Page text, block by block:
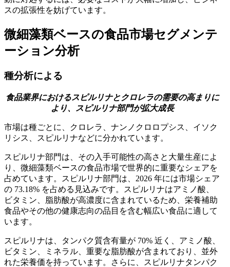
スの拡張性を妨げています。
微細藻類ベースの食品市場セグメンテ
ーション分析
種分析による
食品業界におけるスピルリナとクロレラの需要の高まりに
より、スピルリナ部門が拡大成長
市場は種ごとに、クロレラ、ナンノクロロプシス、イソク
リシス、スピルリナなどに分かれています。
スピルリナ部門は、その入手可能性の高さと大量生産によ
り、微細藻類ベースの食品市場で世界的に重要なシェアを
占めています。スピルリナ部門は、2026 年には市場シェア
の 73.18% を占める見込みです。スピルリナはアミノ酸、
ビタミン、脂肪酸が高濃度に含まれているため、栄養補助
食品やその他の健康志向の品目を含む幅広い食品に適して
います。
スピルリナは、タンパク質含有量が 70% 近く、アミノ酸、
ビタミン、ミネラル、重要な脂肪酸が含まれており、並外
れた栄養価を持っています。さらに、スピルリナタンパク